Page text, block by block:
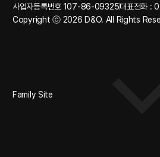
사업자등록번호 107-86-09325대표전화 :
Copyright ⓒ 2026 D&O. All Rights
Family Site